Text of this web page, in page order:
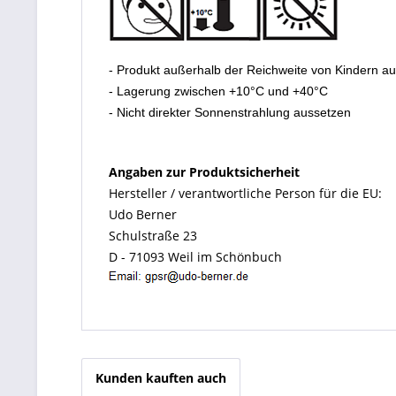
- Produkt außerhalb der Reichweite von Kindern
- Lagerung zwischen +10°C und +40°C
- Nicht direkter Sonnenstrahlung aussetzen
Angaben zur Produktsicherheit
Hersteller / verantwortliche Person für die EU:
Udo Berner
Schulstraße 23
D - 71093 Weil im Schönbuch
Kunden kauften auch